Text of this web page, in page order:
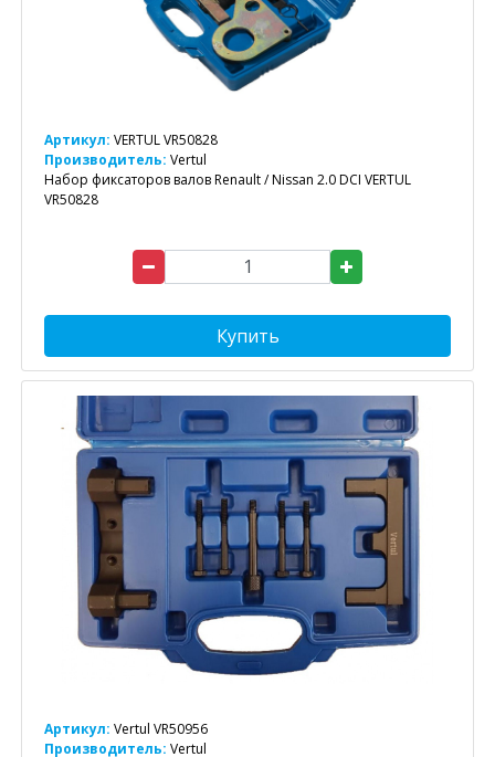
Артикул: VERTUL VR50828
Производитель: Vertul
Набор фиксаторов валов Renault / Nissan 2.0 DCI VERTUL
VR50828
Купить
Артикул: Vertul VR50956
Производитель: Vertul